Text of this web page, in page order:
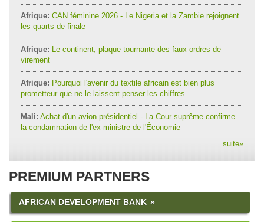
Afrique: CAN féminine 2026 - Le Nigeria et la Zambie rejoignent
les quarts de finale
Afrique: Le continent, plaque tournante des faux ordres de
virement
Afrique: Pourquoi l'avenir du textile africain est bien plus
prometteur que ne le laissent penser les chiffres
Mali: Achat d'un avion présidentiel - La Cour suprême confirme
la condamnation de l'ex-ministre de l'Économie
suite»
PREMIUM PARTNERS
AFRICAN DEVELOPMENT BANK